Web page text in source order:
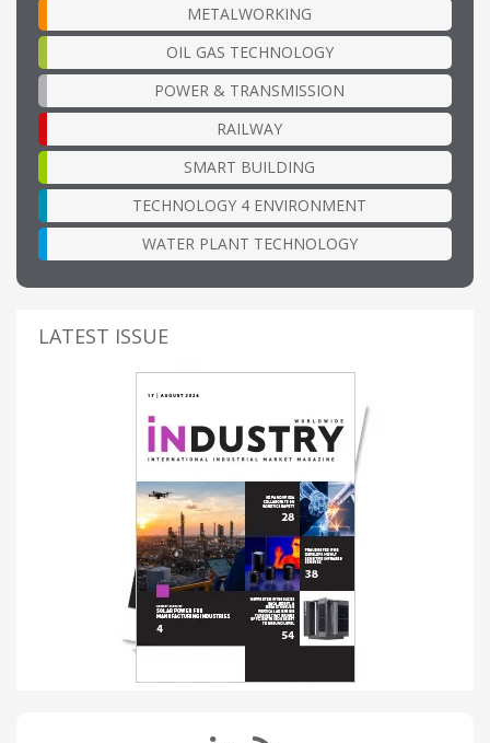
METALWORKING
OIL GAS TECHNOLOGY
POWER & TRANSMISSION
RAILWAY
SMART BUILDING
TECHNOLOGY 4 ENVIRONMENT
WATER PLANT TECHNOLOGY
LATEST ISSUE